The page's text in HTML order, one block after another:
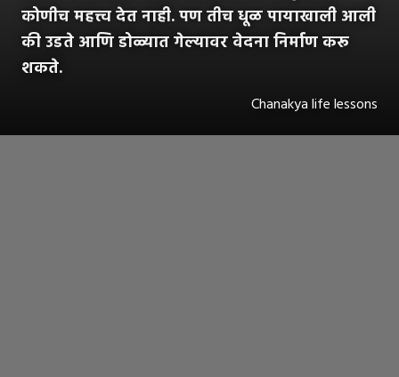
कोणीच महत्त्व देत नाही. पण तीच धूळ पायाखाली आली
की उडते आणि डोळ्यात गेल्यावर वेदना निर्माण करू
शकते.
Chanakya life lessons